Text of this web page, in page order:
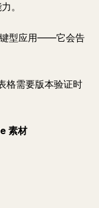
。
键型应用——它会告
需要版本验证时
素材